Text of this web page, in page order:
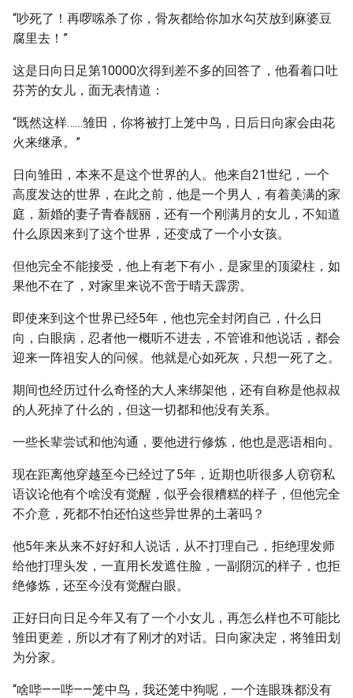
“吵死了！再啰嗦杀了你，骨灰都给你加水勾芡放到麻婆豆
腐里去！”
这是日向日足第10000次得到差不多的回答了，他看着口吐
芬芳的女儿，面无表情道：
“既然这样……雏田，你将被打上笼中鸟，日后日向家会由花
火来继承。”
日向雏田，本来不是这个世界的人。他来自21世纪，一个
高度发达的世界，在此之前，他是一个男人，有着美满的家
庭，新婚的妻子青春靓丽，还有一个刚满月的女儿，不知道
什么原因来到了这个世界，还变成了一个小女孩。
但他完全不能接受，他上有老下有小，是家里的顶梁柱，如
果他不在了，对家里来说不啻于晴天霹雳。
即使来到这个世界已经5年，他也完全封闭自己，什么日
向，白眼病，忍者他一概听不进去，不管谁和他说话，都会
迎来一阵祖安人的问候。他就是心如死灰，只想一死了之。
期间也经历过什么奇怪的大人来绑架他，还有自称是他叔叔
的人死掉了什么的，但这一切都和他没有关系。
一些长辈尝试和他沟通，要他进行修炼，他也是恶语相向。
现在距离他穿越至今已经过了5年，近期也听很多人窃窃私
语议论他有个啥没有觉醒，似乎会很糟糕的样子，但他完全
不介意，死都不怕还怕这些异世界的土著吗？
他5年来从来不好好和人说话，从不打理自己，拒绝理发师
给他打理头发，一直用长发遮住脸，一副阴沉的样子，也拒
绝修炼，还至今没有觉醒白眼。
正好日向日足今年又有了一个小女儿，再怎么样也不可能比
雏田更差，所以才有了刚才的对话。日向家决定，将雏田划
为分家。
“啥哔——哔——笼中鸟，我还笼中狗呢，一个连眼珠都没有